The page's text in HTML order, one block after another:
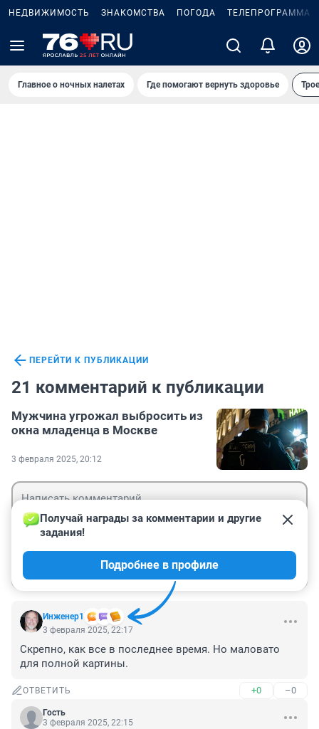
НЕДВИЖИМОСТЬ ЗНАКОМСТВА ПОГОДА ТЕЛЕПРОГРАММА
Главное о ночных налетах Где помогают вернуть здоровье
ПЕРЕЙТИ К ПУБЛИКАЦИИ
21 комментарий к публикации
Мужчина угрожал выбросить из
окна младенца в Москве
3 февраля 2025, 20:12
Инженер1
Получай награды за комментарии и другие
задания!
Подробнее в профиле
3 февраля 2025, 22:17
Скрепно, как все в последнее время. Но маловато
для полной картины.
ОТВЕТИТЬ +0 –0
Гость
3 февраля 2025, 22:15